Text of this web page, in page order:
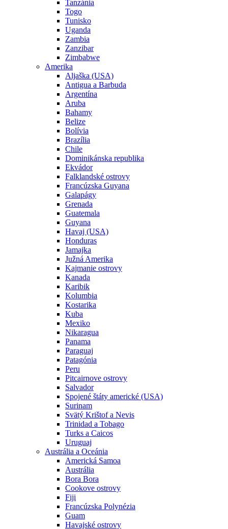
Tanzánia
Togo
Tunisko
Uganda
Zambia
Zanzibar
Zimbabwe
Amerika
Aljaška (USA)
Antigua a Barbuda
Argentína
Aruba
Bahamy
Belize
Bolívia
Brazília
Chile
Dominikánska republika
Ekvádor
Falklandské ostrovy
Francúzska Guyana
Galapágy
Grenada
Guatemala
Guyana
Havaj (USA)
Honduras
Jamajka
Južná Amerika
Kajmanie ostrovy
Kanada
Karibik
Kolumbia
Kostarika
Kuba
Mexiko
Nikaragua
Panama
Paraguaj
Patagónia
Peru
Pitcairnove ostrovy
Salvador
Spojené štáty americké (USA)
Surinam
Svätý Krištof a Nevis
Trinidad a Tobago
Turks a Caicos
Uruguaj
Austrália a Oceánia
Americká Samoa
Austrália
Bora Bora
Cookove ostrovy
Fiji
Francúzska Polynézia
Guam
Havajské ostrovy